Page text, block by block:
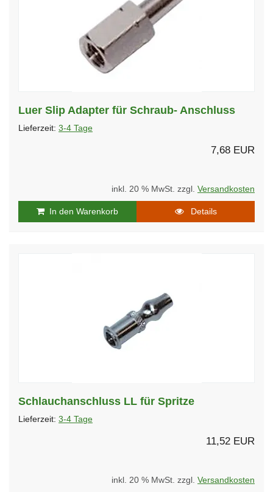
Luer Slip Adapter für Schraub- Anschluss
Lieferzeit: 3-4 Tage
7,68 EUR
inkl. 20 % MwSt. zzgl. Versandkosten
In den Warenkorb Details
Schlauchanschluss LL für Spritze
Lieferzeit: 3-4 Tage
11,52 EUR
inkl. 20 % MwSt. zzgl. Versandkosten